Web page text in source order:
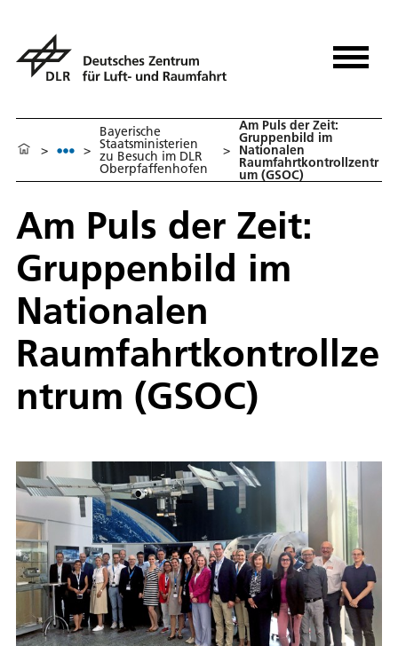
> >
Bayerische
Staatsministerien
zu Besuch im DLR
Oberpfaffenhofen
>
Am Puls der Zeit:
Gruppenbild im
Nationalen
Raumfahrtkontrollzentr
um (GSOC)
Am Puls der Zeit:
Gruppenbild im
Nationalen
Raumfahrtkontrollze
ntrum (GSOC)